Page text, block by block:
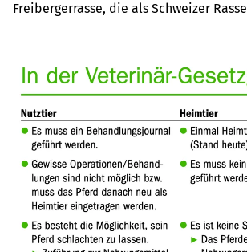
Freibergerrasse, die als Schweizer